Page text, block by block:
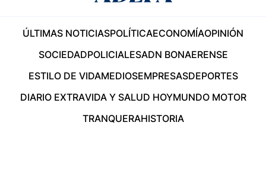
ÚLTIMAS NOTICIASPOLÍTICAECONOMÍAOPINIÓN
SOCIEDADPOLICIALESADN BONAERENSE
ESTILO DE VIDAMEDIOSEMPRESASDEPORTES
DIARIO EXTRAVIDA Y SALUD HOYMUNDO MOTOR
TRANQUERAHISTORIA